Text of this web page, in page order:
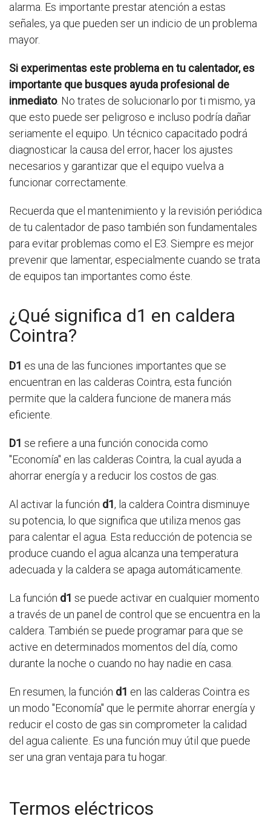
alarma. Es importante prestar atención a estas
señales, ya que pueden ser un indicio de un problema
mayor.
Si experimentas este problema en tu calentador, es
importante que busques ayuda profesional de
inmediato. No trates de solucionarlo por ti mismo, ya
que esto puede ser peligroso e incluso podría dañar
seriamente el equipo. Un técnico capacitado podrá
diagnosticar la causa del error, hacer los ajustes
necesarios y garantizar que el equipo vuelva a
funcionar correctamente.
Recuerda que el mantenimiento y la revisión periódica
de tu calentador de paso también son fundamentales
para evitar problemas como el E3. Siempre es mejor
prevenir que lamentar, especialmente cuando se trata
de equipos tan importantes como éste.
¿Qué significa d1 en caldera
Cointra?
D1 es una de las funciones importantes que se
encuentran en las calderas Cointra, esta función
permite que la caldera funcione de manera más
eficiente.
D1 se refiere a una función conocida como
"Economía" en las calderas Cointra, la cual ayuda a
ahorrar energía y a reducir los costos de gas.
Al activar la función d1, la caldera Cointra disminuye
su potencia, lo que significa que utiliza menos gas
para calentar el agua. Esta reducción de potencia se
produce cuando el agua alcanza una temperatura
adecuada y la caldera se apaga automáticamente.
La función d1 se puede activar en cualquier momento
a través de un panel de control que se encuentra en la
caldera. También se puede programar para que se
active en determinados momentos del día, como
durante la noche o cuando no hay nadie en casa.
En resumen, la función d1 en las calderas Cointra es
un modo "Economía" que le permite ahorrar energía y
reducir el costo de gas sin comprometer la calidad
del agua caliente. Es una función muy útil que puede
ser una gran ventaja para tu hogar.
Termos eléctricos